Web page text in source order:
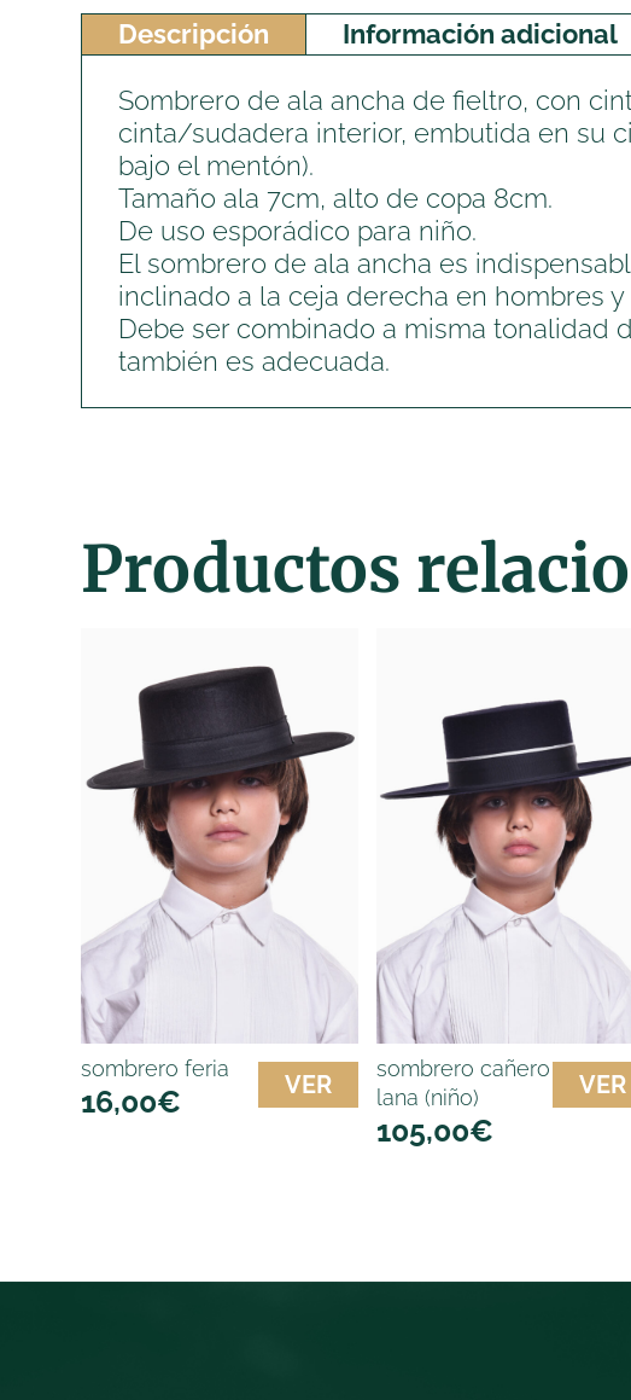
Descripción Información adicional
Sombrero de ala ancha de fieltro, con
cinta/sudadera interior, embutida en su
bajo el mentón).
Tamaño ala 7cm, alto de copa 8cm.
De uso esporádico para niño.
El sombrero de ala ancha es
inclinado a la ceja derecha en hombres
Debe ser combinado a misma tonalidad
también es adecuada.
Productos
sombrero feria
16,00€ VER
sombrero cañero
lana (niño)
105,00€
VER